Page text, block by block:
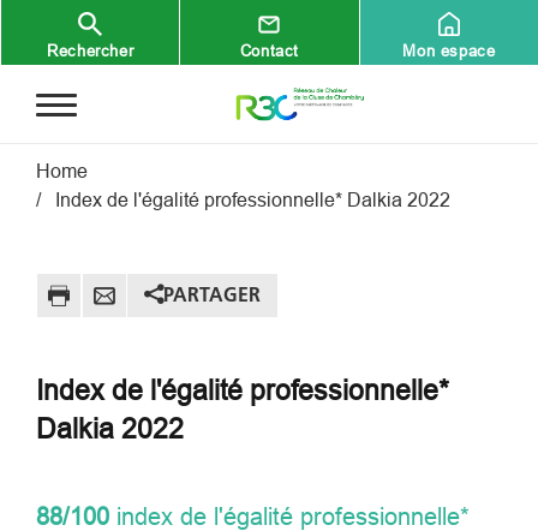
Aller au contenu principal
Rechercher Contact Mon espace
Fil d'Ariane
Home
Index de l'égalité professionnelle* Dalkia 2022
PARTAGER
Index de l'égalité professionnelle*
Dalkia 2022
88/100 index de l'égalité professionnelle*